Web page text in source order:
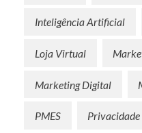
?
Inteligência Artificial
Loja Virtual
Marketing Digital
PMES